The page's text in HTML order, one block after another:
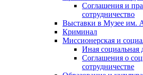
Соглашения и
сотрудничество
Выставки в Музее им.
Криминал
Миссионерская и
Иная социальная
Соглашения о
сотрудничестве